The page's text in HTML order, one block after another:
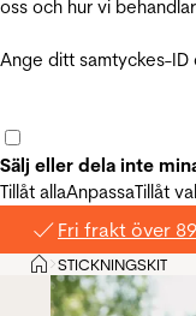
oss och hur vi
Ange ditt samtyckes-
Sälj eller dela inte
Tillåt allaAnpassaTillåt
Fri frakt över
Hem
>STICKNINGSKIT